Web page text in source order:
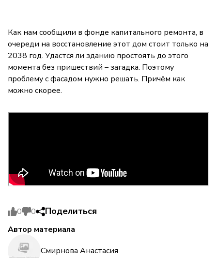
Как нам сообщили в фонде капитального ремонта, в
очереди на восстановление этот дом стоит только на
2038 год. Удастся ли зданию простоять до этого
момента без пришествий – загадка. Поэтому
проблему с фасадом нужно решать. Причём как
можно скорее.
0 0 Поделиться
Автор материала
Смирнова Анастасия